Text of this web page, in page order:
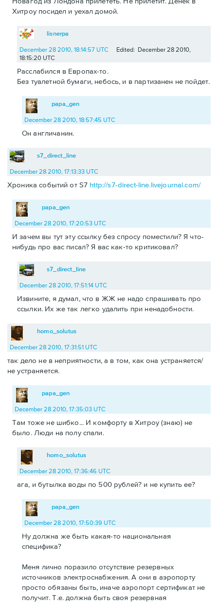
Хитроу посидел и уехал домой.
lisnerpa
December 28 2010, 18:14:57 UTC
Edited: December 28 2010,
18:15:20 UTC
Расслабился в Европах-то.
Без туалетной бумаги, небось, и в партизанен не пойдет.
papa_gen
December 28 2010, 18:57:45 UTC
Он англичанин.
s7_direct_line
December 28 2010, 17:13:33 UTC
Хроника событий от S7 http://s7-direct-line.livejournal.com/
papa_gen
December 28 2010, 17:20:53 UTC
И зачем вы тут эту ссылку без спросу поместили? Я что-
нибудь про вас писал? Я вас как-то критиковал?
s7_direct_line
December 28 2010, 17:51:14 UTC
Извините, я думал, что в ЖЖ не надо спрашивать про
ссылки. Их же так легко удалить при ненадобности.
homo_solutus
December 28 2010, 17:31:51 UTC
так дело не в неприятности, а в том, как она устраняется/
не устраняется.
papa_gen
December 28 2010, 17:35:03 UTC
Там тоже не шибко... И комфорту в Хитроу (знаю) не
было. Люди на полу спали.
homo_solutus
December 28 2010, 17:36:46 UTC
ага, и бутылка воды по 500 рублей? и не купить ее?
papa_gen
December 28 2010, 17:50:39 UTC
Ну должна же быть какая-то национальная
специфика?
Меня лично поразило отсутствие резервных
источников электроснабжения. А они в аэропорту
просто обязаны быть, иначе аэропорт сертификат не
получит. Т.е. должна быть своя резервная